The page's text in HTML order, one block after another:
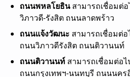
ถนนพหลโยธินสามารถเชื่อมต่
วิภาวดี-รังสิต ถนนลาดพร้าว
ถนนแจ้งวัฒนะ สามารถเชื่อมต่
ถนนวิภาวดีรังสิต ถนนติวานนท์
ถนนติวานนท์ สามารถเชื่อมต่อ
ถนนกรุงเทพฯ-นนทบุรี ถนนนคร